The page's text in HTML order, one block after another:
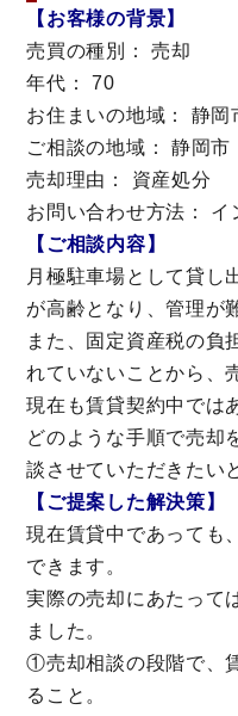
【お客様の背景】
売買の種別： 売却
年代： 70
お住まいの地域： 静岡
ご相談の地域： 静岡市
売却理由： 資産処分
お問い合わせ方法： イ
【ご相談内容】
月極駐車場として貸し
が高齢となり、管理が
また、固定資産税の負
れていないことから、
現在も賃貸契約中では
どのような手順で売却
談させていただきたい
【ご提案した解決策】
現在賃貸中であっても
できます。
実際の売却にあたって
ました。
①売却相談の段階で、
ること。